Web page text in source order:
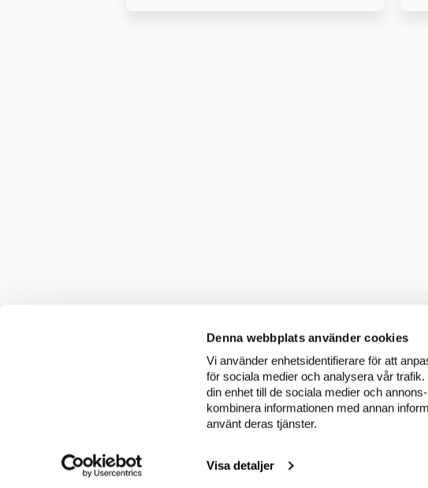
Denna webbplats använder cookies
Vi använder enhetsidentifierare för att
för sociala medier och analysera vår
din enhet till de sociala medier och
kombinera informationen med annan
använt deras tjänster.
Visa detaljer